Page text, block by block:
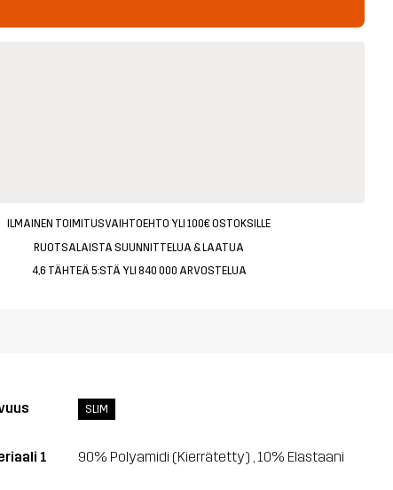
ILMAINEN TOIMITUSVAIHTOEHTO YLI 100€ OSTOKSILLE
RUOTSALAISTA SUUNNITTELUA & LAATUA
4,6 TÄHTEÄ 5:STÄ YLI 840 000 ARVOSTELUA
SLIM
1 90% Polyamidi (Kierrätetty) , 10% Elastaani